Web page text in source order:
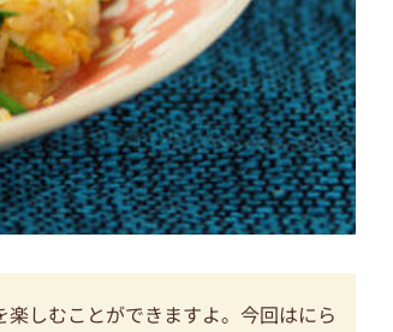
しむことができますよ。今回はにら